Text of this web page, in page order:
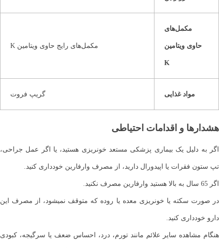
مکمل‌های
حاوی ویتامین
K
مکمل‌های رایج حاوی ویتامین K
مواد غذایی گریپ فروت
هشدارها و اقدامات احتیاطی
اگر به دلیل یک بیماری پزشکی مستعد خونریزی هستید، یا اگر عمل جراحی،
تپ ستون فقرات یا اپیدورال دارید، از مصرف وارفارین خودداری کنید.
اگر 65 سال به بالا هستید وارفارین مصرف نکنید.
در صورت سکته یا خونریزی معده یا روده که متوقف نمیشود، از مصرف این
دارو خودداری کنید.
هنگام مشاهده سایر علائم مانند تورم، درد، احساس ضعف یا سرگیجه، کبودی